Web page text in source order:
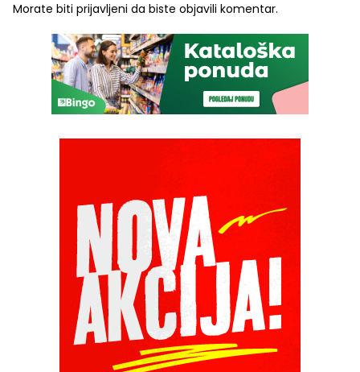
Morate biti prijavljeni da biste objavili komentar.